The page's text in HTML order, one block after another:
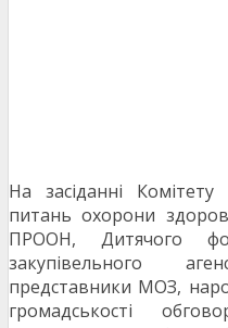
На засіданні
питань охорони
ПРООН, Дитячого
закупівельного
представники МОЗ,
громадськості